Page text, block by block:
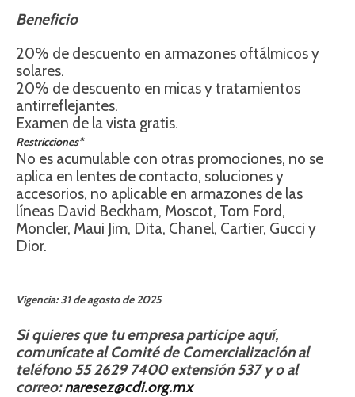
Beneficio
20% de descuento en armazones oftálmicos y
solares.
20% de descuento en micas y tratamientos
antirreflejantes.
Examen de la vista gratis.
Restricciones*
No es acumulable con otras promociones, no se
aplica en lentes de contacto, soluciones y
accesorios, no aplicable en armazones de las
líneas David Beckham, Moscot, Tom Ford,
Moncler, Maui Jim, Dita, Chanel, Cartier, Gucci y
Dior.
Vigencia: 31 de agosto de 2025
Si quieres que tu empresa participe aquí,
comunícate al Comité de Comercialización al
teléfono 55 2629 7400 extensión 537 y o al
correo:naresez@cdi.org.mx